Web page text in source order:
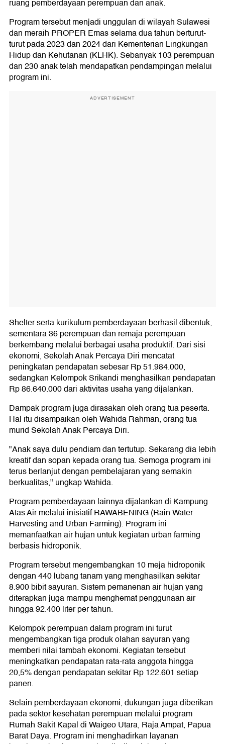
ruang pemberdayaan perempuan dan anak.
Program tersebut menjadi unggulan di wilayah Sulawesi
dan meraih PROPER Emas selama dua tahun berturut-
turut pada 2023 dan 2024 dari Kementerian Lingkungan
Hidup dan Kehutanan (KLHK). Sebanyak 103 perempuan
dan 230 anak telah mendapatkan pendampingan melalui
program ini.
ADVERTISEMENT
Shelter serta kurikulum pemberdayaan berhasil dibentuk,
sementara 36 perempuan dan remaja perempuan
berkembang melalui berbagai usaha produktif. Dari sisi
ekonomi, Sekolah Anak Percaya Diri mencatat
peningkatan pendapatan sebesar Rp 51.984.000,
sedangkan Kelompok Srikandi menghasilkan pendapatan
Rp 86.640.000 dari aktivitas usaha yang dijalankan.
Dampak program juga dirasakan oleh orang tua peserta.
Hal itu disampaikan oleh Wahida Rahman, orang tua
murid Sekolah Anak Percaya Diri.
"Anak saya dulu pendiam dan tertutup. Sekarang dia lebih
kreatif dan sopan kepada orang tua. Semoga program ini
terus berlanjut dengan pembelajaran yang semakin
berkualitas," ungkap Wahida.
Program pemberdayaan lainnya dijalankan di Kampung
Atas Air melalui inisiatif RAWABENING (Rain Water
Harvesting and Urban Farming). Program ini
memanfaatkan air hujan untuk kegiatan urban farming
berbasis hidroponik.
Program tersebut mengembangkan 10 meja hidroponik
dengan 440 lubang tanam yang menghasilkan sekitar
8.900 bibit sayuran. Sistem pemanenan air hujan yang
diterapkan juga mampu menghemat penggunaan air
hingga 92.400 liter per tahun.
Kelompok perempuan dalam program ini turut
mengembangkan tiga produk olahan sayuran yang
memberi nilai tambah ekonomi. Kegiatan tersebut
meningkatkan pendapatan rata-rata anggota hingga
20,5% dengan pendapatan sekitar Rp 122.601 setiap
panen.
Selain pemberdayaan ekonomi, dukungan juga diberikan
pada sektor kesehatan perempuan melalui program
Rumah Sakit Kapal di Waigeo Utara, Raja Ampat, Papua
Barat Daya. Program ini menghadirkan layanan